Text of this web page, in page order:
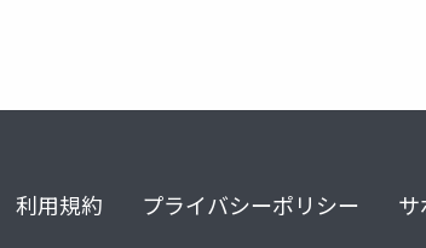
利用規約 プライバシーポリシー